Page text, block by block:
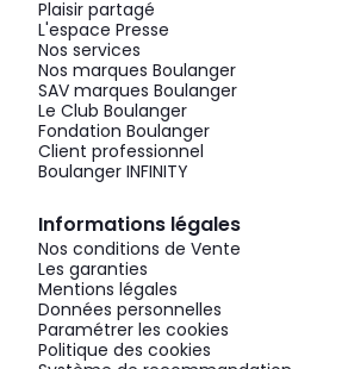
Plaisir partagé
L'espace Presse
Nos services
Nos marques Boulanger
SAV marques Boulanger
Le Club Boulanger
Fondation Boulanger
Client professionnel
Boulanger INFINITY
Informations légales
Nos conditions de Vente
Les garanties
Mentions légales
Données personnelles
Paramétrer les cookies
Politique des cookies